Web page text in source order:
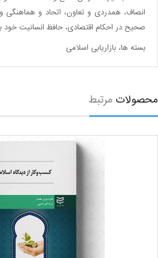
انصاف، همدردی و تعاون، اتحاد و هماهنگی
صحیح در احکام اقتصادی، حافظ انسانیت خود
بسته ها، بازاریابی اسلامی
مرتبط